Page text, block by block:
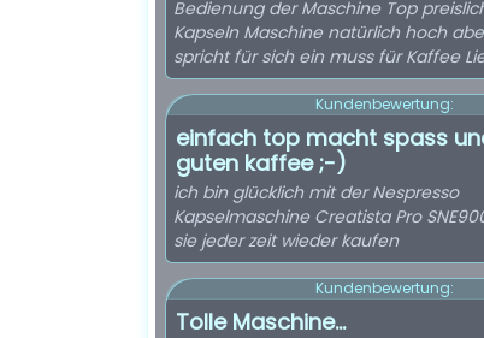
Bedienung der Maschine Top
Kapseln Maschine natürlich hoch
spricht für sich ein muss für Kaffee
Kundenbewertung:
einfach top macht spass
guten kaffee ;-)
ich bin glücklich mit der Nespresso
Kapselmaschine Creatista Pro
sie jeder zeit wieder kaufen
Kundenbewertung:
Tolle Maschine...